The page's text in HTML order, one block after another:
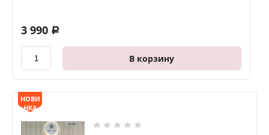
3 990 a
В корзину
НОВИ
НКА